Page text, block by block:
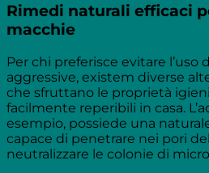
Rimedi naturali efficaci
macchie
Per chi preferisce evitare l’uso
aggressive, existem diverse
che sfruttano le proprietà
facilmente reperibili in casa.
esempio, possiede una
capace di penetrare nei pori
neutralizzare le colonie di